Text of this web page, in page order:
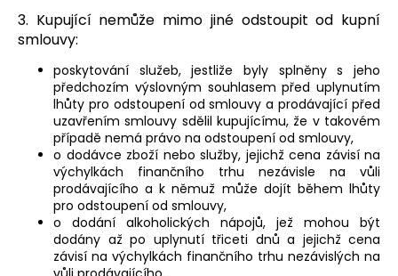
3. Kupující nemůže mimo jiné odstoupit od kupní
smlouvy:
poskytování služeb, jestliže byly splněny s jeho
předchozím výslovným souhlasem před uplynutím
lhůty pro odstoupení od smlouvy a prodávající před
uzavřením smlouvy sdělil kupujícímu, že v takovém
případě nemá právo na odstoupení od smlouvy,
o dodávce zboží nebo služby, jejichž cena závisí na
výchylkách finančního trhu nezávisle na vůli
prodávajícího a k němuž může dojít během lhůty
pro odstoupení od smlouvy,
o dodání alkoholických nápojů, jež mohou být
dodány až po uplynutí třiceti dnů a jejichž cena
závisí na výchylkách finančního trhu nezávislých na